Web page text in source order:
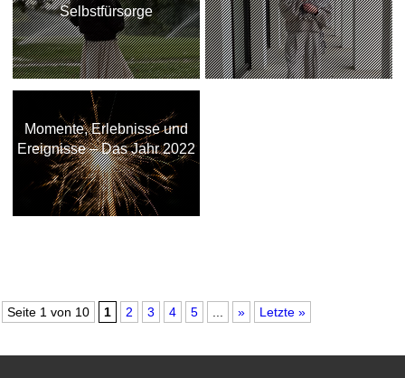
Selbstfürsorge
Momente, Erlebnisse und
Ereignisse – Das Jahr 2022
Seite 1 von 10 1 2 3 4 5 » Letzte »